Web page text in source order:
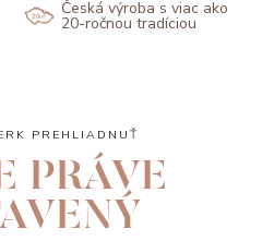
Česká výroba s viac ako
20-ročnou tradíciou
PREHLIADNUŤ
PRÁVE